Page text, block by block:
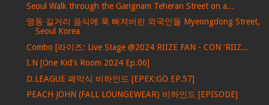
Seoul Walk through the Gangnam Teheran Street on a...
명동 길거리 음식에 푹 빠져버린 외국인들 Myeongdong Street,
Seoul Korea
Combo [라이즈: Live Stage @2024 RIIZE FAN - CON 'RIIZ...
I.N [One Kid's Room 2024 Ep.06]
D.LEAGUE 폐막식 비하인드 [EPEX:GO EP.57]
PEACH JOHN (FALL LOUNGEWEAR) 비하인드 [EPISODE]